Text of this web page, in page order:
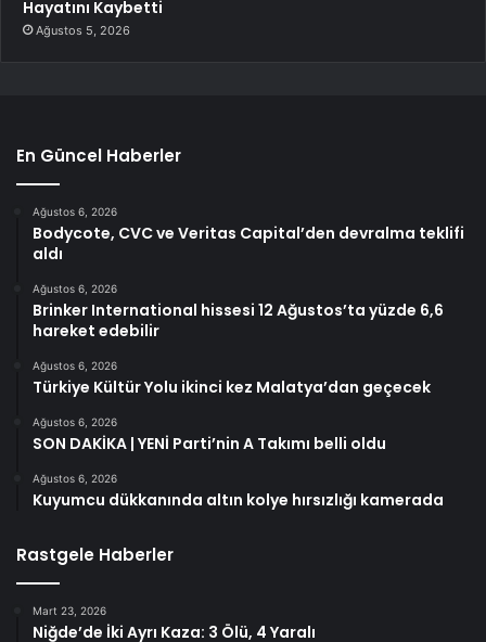
Hayatını Kaybetti
Ağustos 5, 2026
En Güncel Haberler
Ağustos 6, 2026
Bodycote, CVC ve Veritas Capital’den devralma teklifi
aldı
Ağustos 6, 2026
Brinker International hissesi 12 Ağustos’ta yüzde 6,6
hareket edebilir
Ağustos 6, 2026
Türkiye Kültür Yolu ikinci kez Malatya’dan geçecek
Ağustos 6, 2026
SON DAKİKA | YENİ Parti’nin A Takımı belli oldu
Ağustos 6, 2026
Kuyumcu dükkanında altın kolye hırsızlığı kamerada
Rastgele Haberler
Mart 23, 2026
Niğde’de İki Ayrı Kaza: 3 Ölü, 4 Yaralı